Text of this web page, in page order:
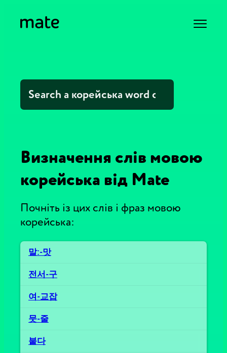
Визначення слів мовою
корейська від Mate
Почніть із цих слів і фраз мовою
корейська:
말ː-맛
전서-구
여-교잡
뭇-줄
붙다